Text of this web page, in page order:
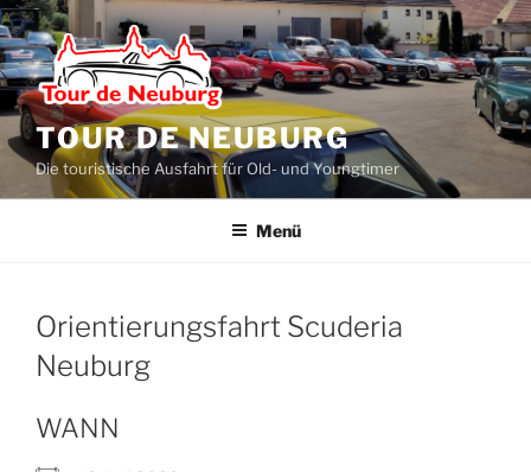
Zum
Inhalt
springen
TOUR DE NEUBURG
Die touristische Ausfahrt für Old- und Youngtimer
Menü
Orientierungsfahrt Scuderia
Neuburg
WANN